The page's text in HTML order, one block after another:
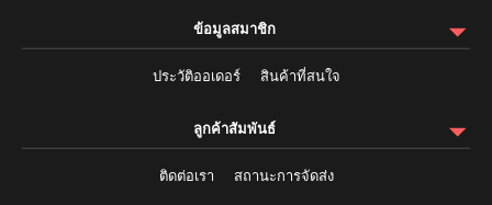
ข้อมูลสมาชิก
ประวัติออเดอร์ สินค้าที่สนใจ
ลูกค้าสัมพันธ์
ติดต่อเรา สถานะการจัดส่ง